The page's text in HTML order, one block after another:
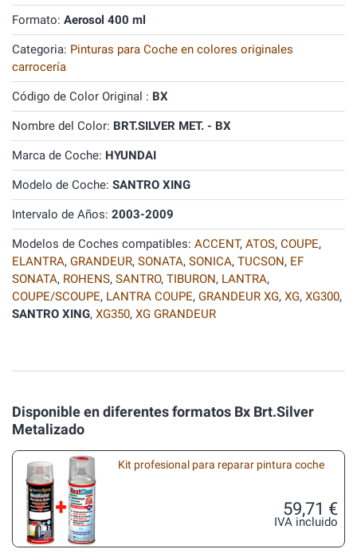
Formato: Aerosol 400 ml
Categoria: Pinturas para Coche en colores originales
carrocería
Código de Color Original : BX
Nombre del Color: BRT.SILVER MET. - BX
Marca de Coche: HYUNDAI
Modelo de Coche: SANTRO XING
Intervalo de Años: 2003-2009
Modelos de Coches compatibles: ACCENT, ATOS, COUPE,
ELANTRA, GRANDEUR, SONATA, SONICA, TUCSON, EF
SONATA, ROHENS, SANTRO, TIBURON, LANTRA,
COUPE/SCOUPE, LANTRA COUPE, GRANDEUR XG, XG, XG300,
SANTRO XING, XG350, XG GRANDEUR
Disponible en diferentes formatos Bx Brt.Silver
Metalizado
Kit profesional para reparar pintura coche
59,71 €
IVA incluido